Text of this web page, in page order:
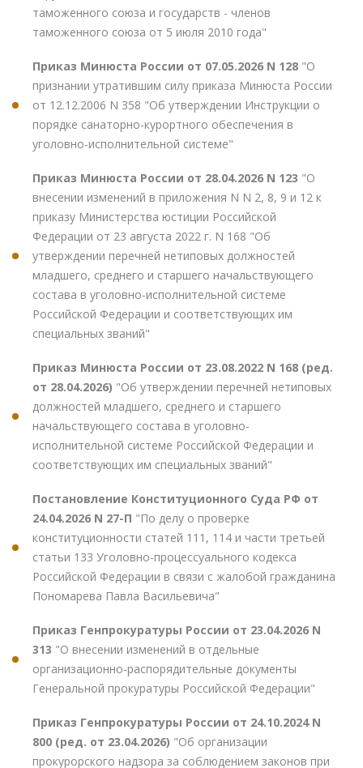
таможенного союза и государств - членов
таможенного союза от 5 июля 2010 года"
Приказ Минюста России от 07.05.2026 N 128 "О
признании утратившим силу приказа Минюста России
от 12.12.2006 N 358 "Об утверждении Инструкции о
порядке санаторно-курортного обеспечения в
уголовно-исполнительной системе"
Приказ Минюста России от 28.04.2026 N 123 "О
внесении изменений в приложения N N 2, 8, 9 и 12 к
приказу Министерства юстиции Российской
Федерации от 23 августа 2022 г. N 168 "Об
утверждении перечней нетиповых должностей
младшего, среднего и старшего начальствующего
состава в уголовно-исполнительной системе
Российской Федерации и соответствующих им
специальных званий"
Приказ Минюста России от 23.08.2022 N 168 (ред.
от 28.04.2026) "Об утверждении перечней нетиповых
должностей младшего, среднего и старшего
начальствующего состава в уголовно-
исполнительной системе Российской Федерации и
соответствующих им специальных званий"
Постановление Конституционного Суда РФ от
24.04.2026 N 27-П "По делу о проверке
конституционности статей 111, 114 и части третьей
статьи 133 Уголовно-процессуального кодекса
Российской Федерации в связи с жалобой гражданина
Пономарева Павла Васильевича"
Приказ Генпрокуратуры России от 23.04.2026 N
313 "О внесении изменений в отдельные
организационно-распорядительные документы
Генеральной прокуратуры Российской Федерации"
Приказ Генпрокуратуры России от 24.10.2024 N
800 (ред. от 23.04.2026) "Об организации
прокурорского надзора за соблюдением законов при